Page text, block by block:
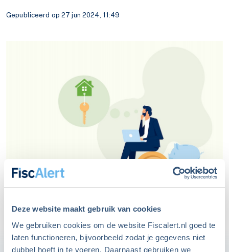
Deze website maakt gebruik van cookies
We gebruiken cookies om de website Fiscalert.nl goed te
laten functioneren, bijvoorbeeld zodat je gegevens niet
dubbel hoeft in te voeren. Daarnaast gebruiken we
Gepubliceerd op 27 jun 2024, 11:49
Tekst: Oskar Barendse